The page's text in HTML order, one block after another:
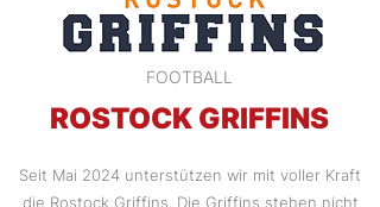
FOOTBALL
ROSTOCK GRIFFINS
Seit Mai 2024 unterstützen wir mit voller Kraft
die Rostock Griffins. Die Griffins stehen nicht